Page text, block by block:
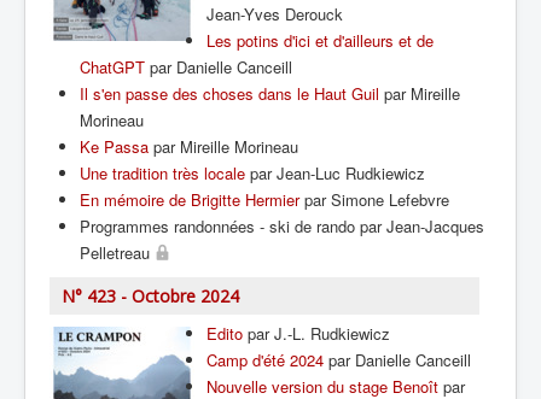
Jean-Yves Derouck
Les potins d'ici et d'ailleurs et de
ChatGPT par Danielle Canceill
Il s'en passe des choses dans le Haut Guil par Mireille
Morineau
Ke Passa par Mireille Morineau
Une tradition très locale par Jean-Luc Rudkiewicz
En mémoire de Brigitte Hermierpar Simone Lefebvre
Programmes randonnées - ski de rando par Jean-Jacques
Pelletreau
N° 423 - Octobre 2024
Edito par J.-L. Rudkiewicz
Camp d'été 2024 par Danielle Canceill
Nouvelle version du stage Benoît par